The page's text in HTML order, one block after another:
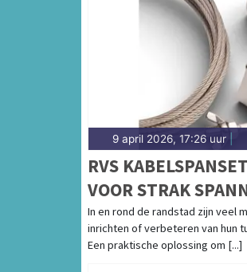
9 april 2026, 17:26 uur
RVS
VOOR STRAK
AAN LAND
In en rond de randstad zijn veel
inrichten of verbeteren van hun
Een praktische oplossing om [...]